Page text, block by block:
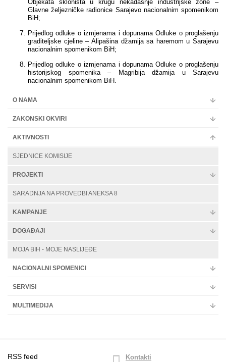
Objekata skloništa u krugu nekadašnje industrijske zone –
Glavne željezničke radionice Sarajevo nacionalnim spomenikom
BiH;
Prijedlog odluke oizmjenama i dopunama Odluke o proglašenju
graditeljske cjeline – Alipašina džamija sa haremom u Sarajevu
nacionalnim spomenikom BiH;
Prijedlog odluke oizmjenama i dopunama Odluke o proglašenju
historijskog spomenika – Magribija džamija u Sarajevu
nacionalnim spomenikom BiH.
O NAMA
ZAKONSKI OKVIRI
AKTIVNOSTI
SJEDNICE KOMISIJE
PROJEKTI
SARADNJA NA PROVEDBI ANEKSA 8
KAMPANJE
DOGAĐAJI
MOJA BIH - MOJE NASLIJEĐE
NACIONALNI SPOMENICI
SERVISI
MULTIMEDIJA
RSS feed
Kontakti